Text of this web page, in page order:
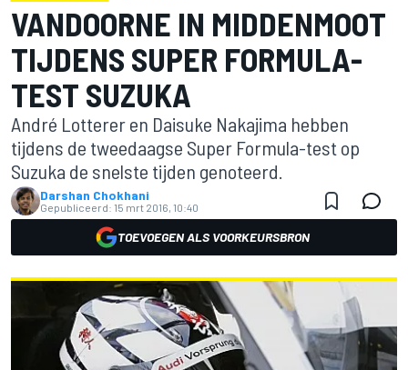
VANDOORNE IN MIDDENMOOT
TIJDENS SUPER FORMULA-
TEST SUZUKA
André Lotterer en Daisuke Nakajima hebben
tijdens de tweedaagse Super Formula-test op
Suzuka de snelste tijden genoteerd.
Darshan Chokhani
Gepubliceerd: 15 mrt 2016, 10:40
TOEVOEGEN ALS VOORKEURSBRON